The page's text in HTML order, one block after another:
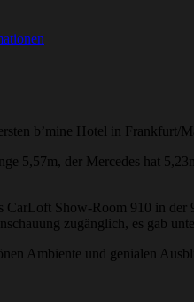
b’mine Hotel in Frankfurt/
5,57m, der Mercedes hat
CarLoft Show-Room 910 in
zugänglich, es gab
Ambiente und genialen